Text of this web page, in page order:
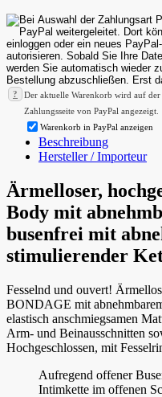
?
Der aktuelle Warenkorb wird auf der
Zahlungsseite von PayPal angezeigt.
Warenkorb in PayPal anzeigen
Beschreibung
Hersteller / Importeur
Ärmelloser,
Body mit
busenfrei mit
stimulierender
Fesselnd und ouvert!
BONDAGE mit
elastisch anschmiegsamen
Arm- und Beinausschnitten
Hochgeschlossen, mit
Aufregend offener
Intimkette im offenen